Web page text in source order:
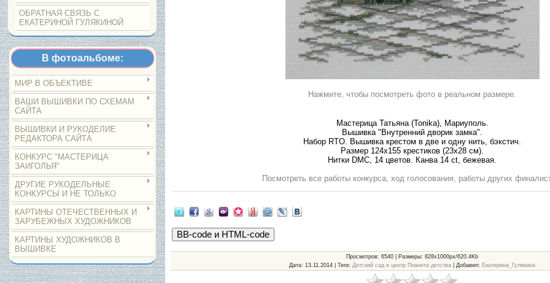
ОБРАТНАЯ СВЯЗЬ С
ЕКАТЕРИНОЙ ГУЛЯКИНОЙ
В фотоальбоме:
МИР В ОБЪЕКТИВЕ
ВАШИ ВЫШИВКИ ПО СХЕМАМ
САЙТА
ВЫШИВКИ И РУКОДЕЛИЕ
РЕДАКТОРА САЙТА
КОНКУРС "МАСТЕРИЦА
ЗАИГОЛЬЯ"
ДРУГИЕ РУКОДЕЛЬНЫЕ
КОНКУРСЫ И НЕ ТОЛЬКО
КАРТИНЫ ОТЕЧЕСТВЕННЫХ И
ЗАРУБЕЖНЫХ ХУДОЖНИКОВ
КАРТИНЫ ХУДОЖНИКОВ В
ВЫШИВКЕ
Нажмите, чтобы посмотреть фото в реальном размере.
Мастерица Татьяна (Tonika), Мариуполь.
Вышивка "Внутренний дворик замка".
Набор RTO. Вышивка крестом в две и одну нить, бэкстич.
Размер 124х155 крестиков (23х28 см).
Нитки DMC, 14 цветов. Канва 14 ct, бежевая.
Посмотреть все работы конкурса, ход голосования, работы других
Просмотров: 6540 | Размеры: 828x1000px/620.4Kb
Дата: 13.11.2014 |Теги:Детский сад и центр Планета детства |Добавил: Екатерина_Гулякина